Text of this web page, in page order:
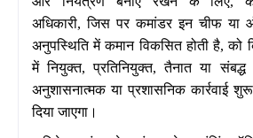
अधिकारी,जिस पर कमांडर इन चीफ या
अनुपस्थिति में कमान विकसित होती है,को
में नियुक्त,प्रतिनियुक्त,तैनात या संबद्ध
अनुशासनात्मक या प्रशासनिक कार्रवाई
दिया जाएगा।